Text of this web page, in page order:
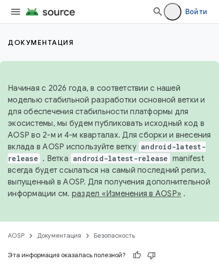
Войти
ДОКУМЕНТАЦИЯ
Начиная с 2026 года, в соответствии с нашей
моделью стабильной разработки основной ветки и
для обеспечения стабильности платформы для
экосистемы, мы будем публиковать исходный код в
AOSP во 2-м и 4-м кварталах. Для сборки и внесения
вклада в AOSP используйте ветку android-latest-
release . Ветка android-latest-release manifest
всегда будет ссылаться на самый последний релиз,
выпущенный в AOSP. Для получения дополнительной
информации см. раздел «Изменения в AOSP» .
AOSP Документация Безопасность
Эта информация оказалась полезной?